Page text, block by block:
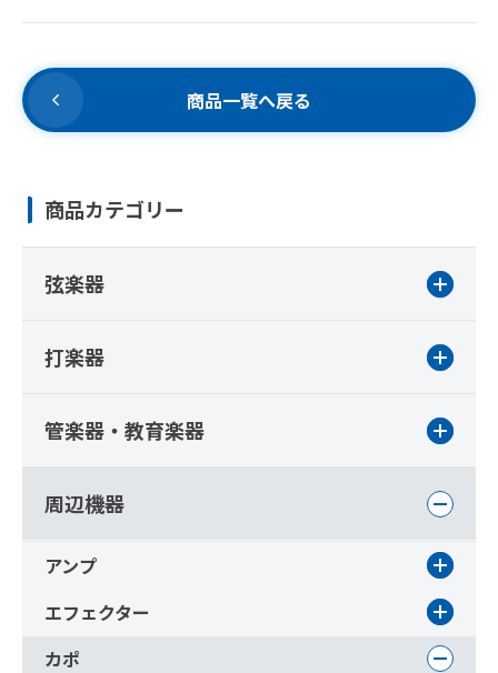
商品一覧へ戻る
商品カテゴリー
弦楽器
打楽器
管楽器・教育楽器
周辺機器
アンプ
エフェクター
カポ